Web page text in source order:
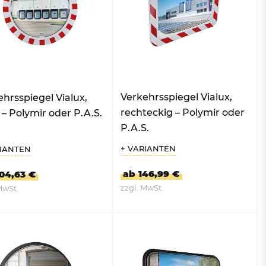
Tischascher
Zubehör
Müllsackhalter für die Wand
Müllsackständer
Mobile Müllsackhalter
Fahrrad-Schräghochparker
Absperrketten und
Zubehör
Vialux,
Polymir oder P.A.S.
€
Verkehrsspiegel Vialux,
rechteckig – Polymir oder
P.A.S.
+ VARIANTEN
ab 146,99 €
zzgl. MwSt.